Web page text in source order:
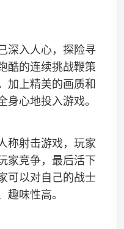
深入人心，探险寻
酷的连续挑战鞭策
加上精美的画质和
心地投入游戏。
称射击游戏，玩家
家竞争，最后活下
可以对自己的战士
味性高。